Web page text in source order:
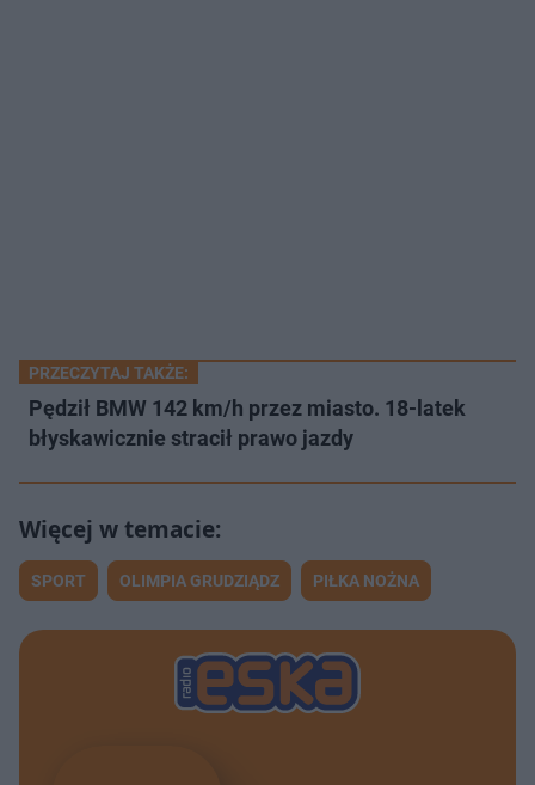
PRZECZYTAJ TAKŻE:
Pędził BMW 142 km/h przez miasto. 18-latek
błyskawicznie stracił prawo jazdy
SPORT OLIMPIA GRUDZIĄDZ PIŁKA NOŻNA